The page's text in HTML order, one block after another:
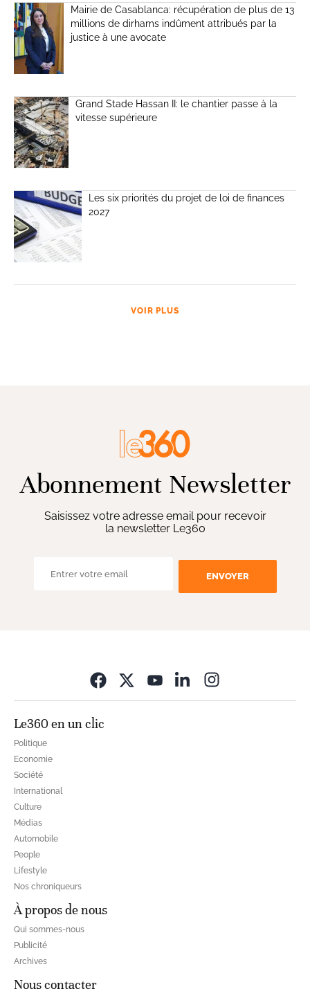
Mairie de Casablanca: récupération de plus de 13
millions de dirhams indûment attribués par la
justice à une avocate
Grand Stade Hassan II: le chantier passe à la
vitesse supérieure
Les six priorités du projet de loi de finances
2027
VOIR PLUS
Abonnement Newsletter
Saisissez votre adresse email pour recevoir
la newsletter Le360
ENVOYER
Le360 en un clic
Politique
Economie
Société
International
Culture
Médias
Automobile
People
Lifestyle
Nos chroniqueurs
À propos de nous
Qui sommes-nous
Publicité
Archives
Nous contacter